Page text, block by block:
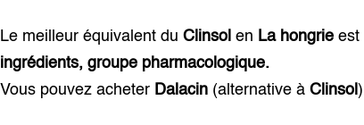
Le meilleur équivalent duClinsol en La hongrie est
ingrédients, groupe pharmacologique.
Vous pouvez acheter Dalacin (alternative àClinsol